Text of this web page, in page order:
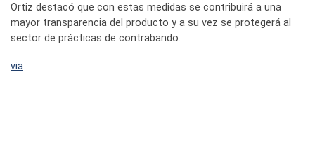
Ortiz destacó que con estas medidas se contribuirá a una
mayor transparencia del producto y a su vez se protegerá al
sector de prácticas de contrabando.
via